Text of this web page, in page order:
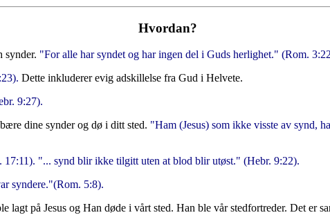
Hvordan?
synder. "For alle har syndet og har ingen del i Guds herlighet." (Rom.
Dette inkluderer evig adskillelse fra Gud i Helvete.
9:27).
dine synder og dø i ditt sted. "Ham (Jesus) som ikke visste av synd,
"... synd blir ikke tilgitt uten at blod blir utøst." (Hebr. 9:22).
syndere."(Rom. 5:8).
på Jesus og Han døde i vårt sted. Han ble vår stedfortreder. Det er